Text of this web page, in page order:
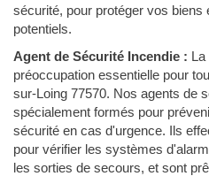
sécurité, pour protéger vos biens
potentiels.
Agent de Sécurité Incendie : La
préoccupation essentielle pour
sur-Loing 77570. Nos agents de
spécialement formés pour
sécurité en cas d'urgence. Ils
pour vérifier les systèmes
les sorties de secours, et sont